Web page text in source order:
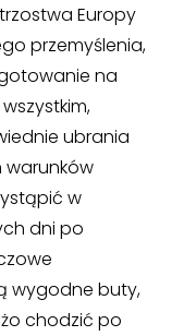
Europy
przemyślenia,
na
ubrania
w
dni po
wygodne buty,
chodzić po